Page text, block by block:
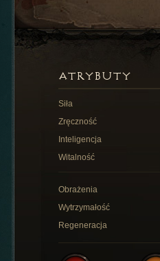
ATRYBUTY
Siła
Zręczność
Inteligencja
Witalność
Obrażenia
Wytrzymałość
Regeneracja